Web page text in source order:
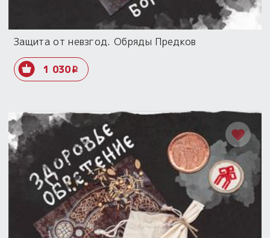
Защита от невзгод. Обряды Предков
1 030i